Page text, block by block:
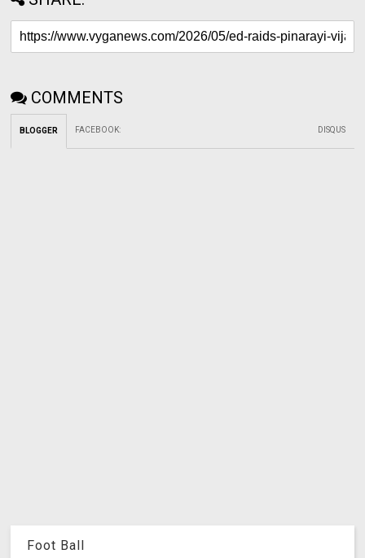
COMMENTS
BLOGGER FACEBOOK: DISQUS
Foot Ball